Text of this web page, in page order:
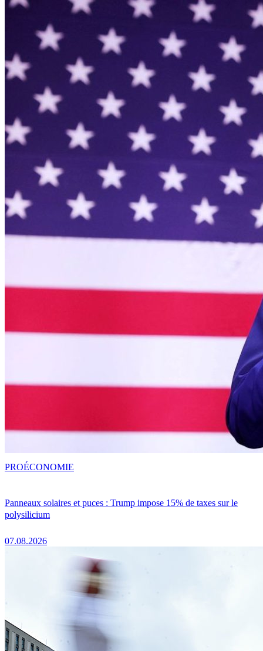
Panneaux solaires et puces : Trump impose 15% de taxes sur le
polysilicium
07.08.2026
PROÉCONOMIE